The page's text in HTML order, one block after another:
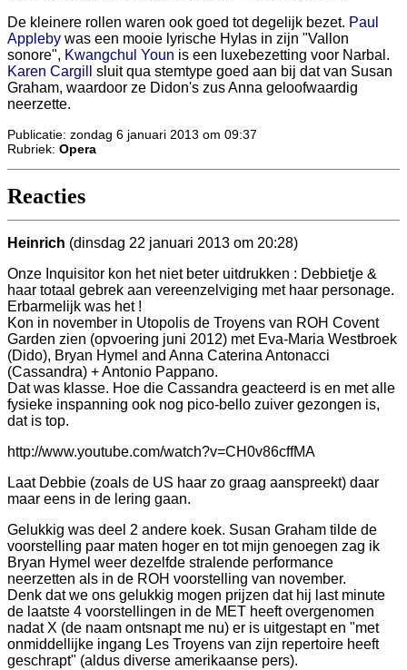
De kleinere rollen waren ook goed tot degelijk bezet. Paul
Appleby was een mooie lyrische Hylas in zijn "Vallon
sonore", Kwangchul Youn is een luxebezetting voor Narbal.
Karen Cargill
sluit qua stemtype goed aan bij dat van Susan
Graham, waardoor ze Didon's zus Anna geloofwaardig
neerzette.
Publicatie: zondag 6 januari 2013 om 09:37
Rubriek: Opera
Reacties
Heinrich (dinsdag 22 januari 2013 om 20:28)
Onze Inquisitor kon het niet beter uitdrukken : Debbietje &
haar totaal gebrek aan vereenzelviging met haar personage.
Erbarmelijk was het !
Kon in november in Utopolis de Troyens van ROH Covent
Garden zien (opvoering juni 2012) met Eva-Maria Westbroek
(Dido), Bryan Hymel and Anna Caterina Antonacci
(Cassandra) + Antonio Pappano.
Dat was klasse. Hoe die Cassandra geacteerd is en met alle
fysieke inspanning ook nog pico-bello zuiver gezongen is,
dat is top.
http://www.youtube.com/watch?v=CH0v86cffMA
Laat Debbie (zoals de US haar zo graag aanspreekt) daar
maar eens in de lering gaan.
Gelukkig was deel 2 andere koek. Susan Graham tilde de
voorstelling paar maten hoger en tot mijn genoegen zag ik
Bryan Hymel weer dezelfde stralende performance
neerzetten als in de ROH voorstelling van november.
Denk dat we ons gelukkig mogen prijzen dat hij last minute
de laatste 4 voorstellingen in de MET heeft overgenomen
nadat X (de naam ontsnapt me nu) er is uitgestapt en "met
onmiddellijke ingang Les Troyens van zijn repertoire heeft
geschrapt" (aldus diverse amerikaanse pers).